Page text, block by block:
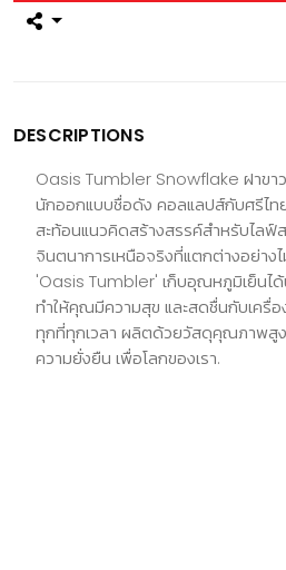
DESCRIPTIONS
Oasis Tumbler Snowflake ฝาขา
นักออกแบบชื่อดัง คอลแลปส์กับศรีไท
สะท้อนแนวคิดสร้างสรรค์สำหรับไลฟ์
จินตนาการเหนือจริงที่แตกต่างอย่างไ
'Oasis Tumbler' เก็บอุณหภูมิเย็นได้
ทำให้คุณมีความสุข และสดชื่นกับเครื่
ทุกที่ทุกเวลา ผลิตด้วยวัสดุคุณภาพสูง
ความยั่งยืน เพื่อโลกของเรา.